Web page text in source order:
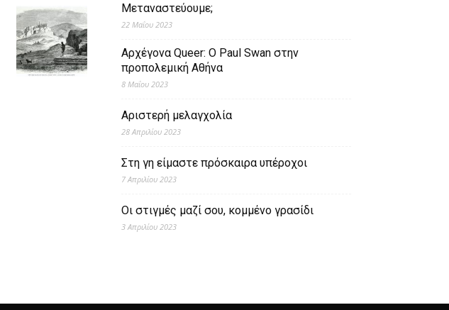
Μεταναστεύουμε;
22 Μαΐου 2023
Αρχέγονα Queer: O Paul Swan στην
προπολεμική Αθήνα
8 Μαΐου 2023
Αριστερή μελαγχολία
28 Απριλίου 2023
Στη γη είμαστε πρόσκαιρα υπέροχοι
7 Απριλίου 2023
Οι στιγμές μαζί σου, κομμένο γρασίδι
3 Απριλίου 2023